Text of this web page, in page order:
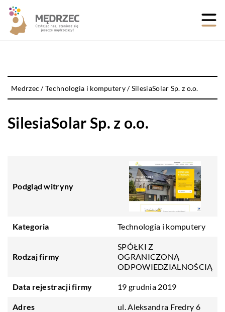
Medrzec /Technologia i komputery/SilesiaSolar Sp. z o.o.
SilesiaSolar Sp. z o.o.
Podgląd witryny
Kategoria Technologia i komputery
Rodzaj firmy
SPÓŁKI Z
OGRANICZONĄ
ODPOWIEDZIALNOŚCIĄ
Data rejestracji firmy 19 grudnia 2019
Adres ul. Aleksandra Fredry 6